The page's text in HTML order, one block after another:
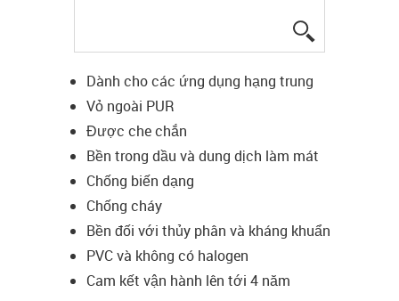
Dành cho các ứng dụng hạng trung
Vỏ ngoài PUR
Được che chắn
Bền trong dầu và dung dịch làm mát
Chống biến dạng
Chống cháy
Bền đối với thủy phân và kháng khuẩn
PVC và không có halogen
Cam kết vận hành lên tới 4 năm